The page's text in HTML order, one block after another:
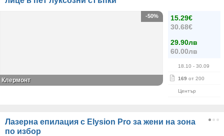
15.29€
30.68€
29.90лв
60.00лв
18.10 - 30.09
169 от 200
Център
-50%
Клермонт
Лазерна епилация с Elysion Pro за жени на зона
по избор